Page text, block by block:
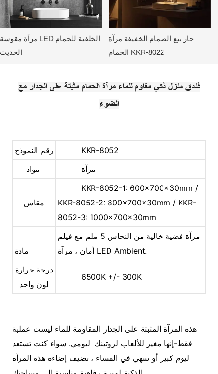
مرآة مقوسة LED الخلفية للحمام
الحديث
حار بيع الصمام الخفيفة مرآة
الحمام KKR-8022
فندق منزل ذكي مقاوم للماء مرآة الحمام مثبتة على الجدار مع
الضوء
رقم النموذج
KKR-8052
مرآة
مقاس
KKR-8052-1: 600x700x30mm /
KKR-8052-2: 800x700x30mm / KKR-
8052-3: 1000x700x30mm
مادة
مرآة فضية خالية من النحاس 5 ملم مع فيلم
أمان ، مرآة LED Ambient.
درجة حرارة
لون واحد
6500K +/- 300K
هذه المرآة المثبتة على الجدار المقاومة للماء ليست عملية
فقط-إنها مغير للألعاب لروتينك اليومي. سواء كنت تستعد
ليوم كبير أو تنتهي في المساء ، تضيف إضاءة هذه المرآة